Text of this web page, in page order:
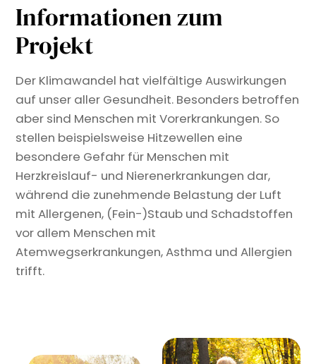
Informationen zum
Projekt
Der Klimawandel hat vielfältige Auswirkungen
auf unser aller Gesundheit. Besonders betroffen
aber sind Menschen mit Vorerkrankungen. So
stellen beispielsweise Hitzewellen eine
besondere Gefahr für Menschen mit
Herzkreislauf- und Nierenerkrankungen dar,
während die zunehmende Belastung der Luft
mit Allergenen, (Fein-)Staub und Schadstoffen
vor allem Menschen mit
Atemwegserkrankungen, Asthma und Allergien
trifft.